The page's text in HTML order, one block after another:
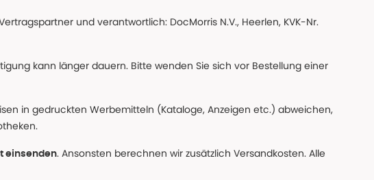
und verantwortlich: DocMorris N.V., Heerlen, KVK-Nr.
kann länger dauern. Bitte wenden Sie sich vor Bestellung einer
in gedruckten Werbemitteln (Kataloge, Anzeigen etc.) abweichen,
einsenden. Ansonsten berechnen wir zusätzlich Versandkosten. Alle